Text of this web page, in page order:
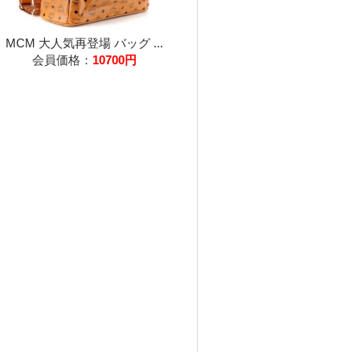
MCM 大人気再登場 バッグ ...
会員価格： 10700円